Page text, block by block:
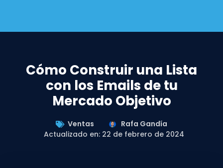
Cómo Construir una Lista
con los Emails de tu
Mercado Objetivo
Ventas
Rafa Gandía
Actualizado en: 22 de febrero de 2024